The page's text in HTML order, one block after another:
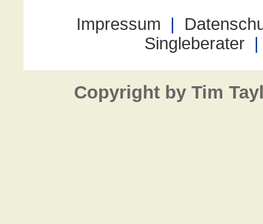
Copyright by Tim